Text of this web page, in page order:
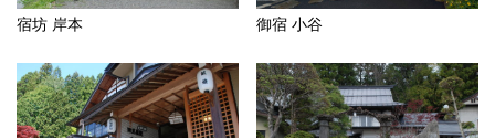
宿坊 岸本 御宿 小谷